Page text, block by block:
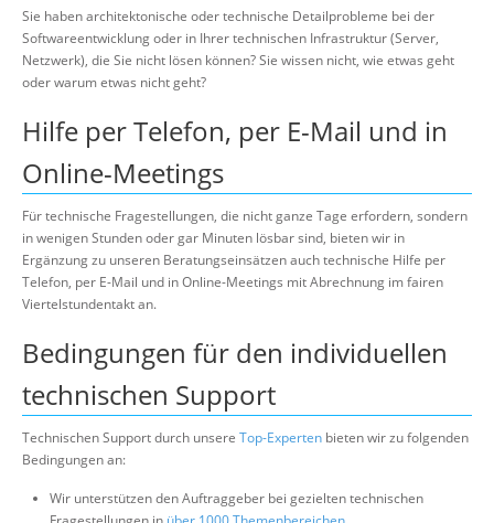
Über uns
Suche
Sie haben architektonische oder technische Detailprobleme bei der
Softwareentwicklung oder in Ihrer technischen Infrastruktur (Server,
Netzwerk), die Sie nicht lösen können? Sie wissen nicht, wie etwas geht
oder warum etwas nicht geht?
Hilfe per Telefon, per E-Mail und in
Online-Meetings
Für technische Fragestellungen, die nicht ganze Tage erfordern, sondern
in wenigen Stunden oder gar Minuten lösbar sind, bieten wir in
Ergänzung zu unseren Beratungseinsätzen auch technische Hilfe per
Telefon, per E-Mail und in Online-Meetings mit Abrechnung im fairen
Viertelstundentakt an.
Bedingungen für den individuellen
technischen Support
Technischen Support durch unsere Top-Experten bieten wir zu folgenden
Bedingungen an:
Wir unterstützen den Auftraggeber bei gezielten technischen